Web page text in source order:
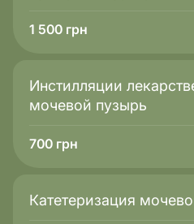
1 500 грн
Инстилляции
мочевой пузырь
700 грн
Катетеризация